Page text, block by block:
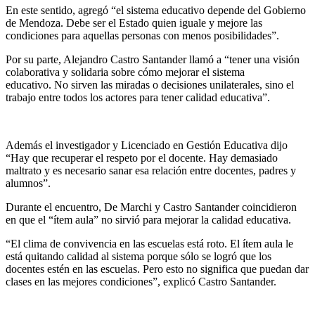
En este sentido, agregó “el sistema educativo depende del Gobierno
de Mendoza. Debe ser el Estado quien iguale y mejore las
condiciones para aquellas personas con menos posibilidades”.
Por su parte, Alejandro Castro Santander llamó a “tener una visión
colaborativa y solidaria sobre cómo mejorar el sistema
educativo. No sirven las miradas o decisiones unilaterales, sino el
trabajo entre todos los actores para tener calidad educativa”.
Además el investigador y Licenciado en Gestión Educativa dijo
“Hay que recuperar el respeto por el docente. Hay demasiado
maltrato y es necesario sanar esa relación entre docentes, padres y
alumnos”.
Durante el encuentro, De Marchi y Castro Santander coincidieron
en que el “ítem aula” no sirvió para mejorar la calidad educativa.
“El clima de convivencia en las escuelas está roto. El ítem aula le
está quitando calidad al sistema porque sólo se logró que los
docentes estén en las escuelas. Pero esto no significa que puedan dar
clases en las mejores condiciones”, explicó Castro Santander.